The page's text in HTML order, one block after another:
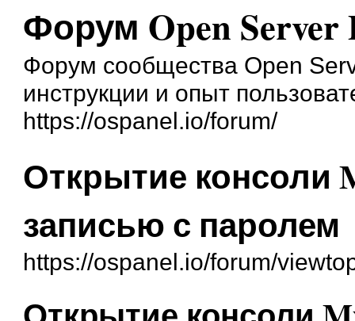
Форум Open Server
Форум сообщества Open
инструкции и опыт
https://ospanel.io/forum/
Открытие консоли
записью с паролем
https://ospanel.io/forum/